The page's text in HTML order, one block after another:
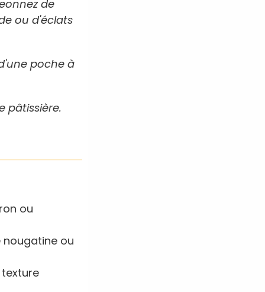
de
ou d'éclats
poche à
pâtissière.
ou
nougatine ou